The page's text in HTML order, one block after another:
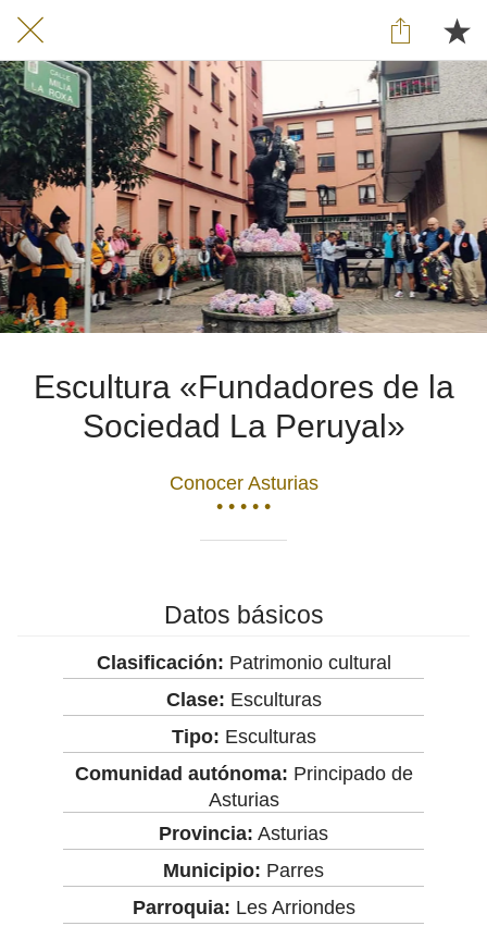
Escultura «Fundadores de la
Sociedad La Peruyal»
Conocer Asturias
• • • • •
Datos básicos
Clasificación: Patrimonio cultural
Clase: Esculturas
Tipo: Esculturas
Comunidad autónoma: Principado de
Asturias
Provincia: Asturias
Municipio: Parres
Parroquia: Les Arriondes